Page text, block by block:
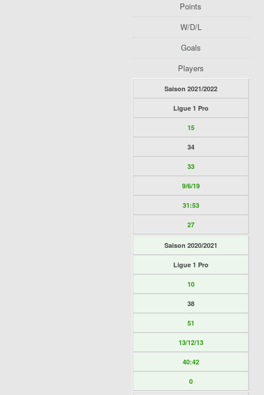
Points
W/D/L
Goals
Players
Saison 2021/2022
Ligue 1 Pro
15
34
33
9/6/19
31:53
27
Saison 2020/2021
Ligue 1 Pro
10
38
51
13/12/13
40:42
0